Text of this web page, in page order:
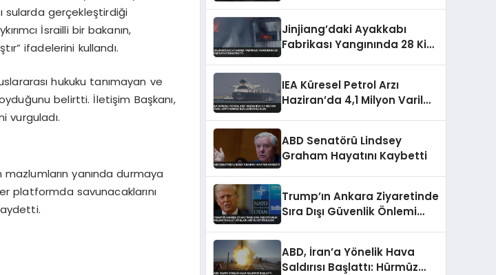
sularda gerçekleştirdiği
İsrailli bir bakanın,
ifadelerini kullandı.
hukuku tanımayan ve
belirtti. İletişim Başkanı,
vurguladı.
mazlumların yanında durmaya
platformda savunacaklarını
Jinjiang’daki Ayakkabı
Fabrikası Yangınında 28 Kişi
IEA Küresel Petrol Arzı
Haziran’da 4,1 Milyon Varil
ABD Senatörü Lindsey
Graham Hayatını Kaybetti
Trump’ın Ankara Ziyaretinde
Sıra Dışı Güvenlik Önlemi
ABD, İran’a Yönelik Hava
Saldırısı Başlattı: Hürmüz